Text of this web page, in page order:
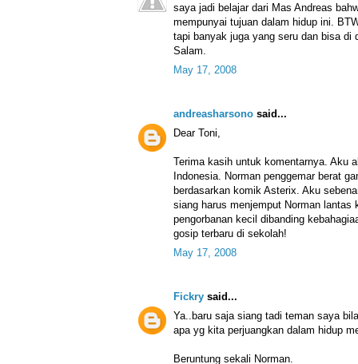
saya jadi belajar dari Mas Andreas
mempunyai tujuan dalam hidup ini.
tapi banyak juga yang seru dan bisa di
Salam.
May 17, 2008
andreasharsono said...
Dear Toni,
Terima kasih untuk komentarnya. Aku
Indonesia. Norman penggemar berat
berdasarkan komik Asterix. Aku
siang harus menjemput Norman lantas
pengorbanan kecil dibanding
gosip terbaru di sekolah!
May 17, 2008
Fickry said...
Ya..baru saja siang tadi teman saya
apa yg kita perjuangkan dalam hidup
Beruntung sekali Norman.